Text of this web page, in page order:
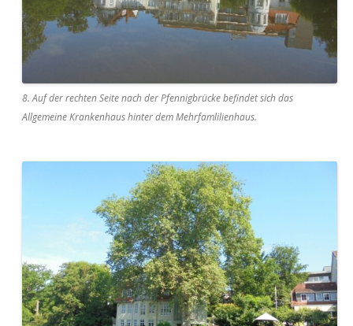
8. Auf der rechten Seite nach der Pfennigbrücke befindet sich das
Allgemeine Krankenhaus hinter dem Mehrfamlilienhaus.